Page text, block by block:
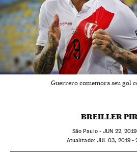
Guerrero comemora seu gol
BREILLER
São Paulo -JUN 22,
atualizado: JUL 03, 2019 -